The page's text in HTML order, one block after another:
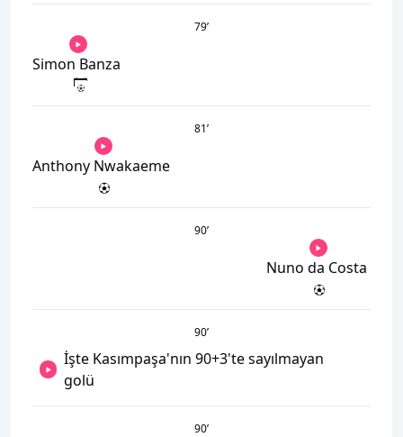
79’
Simon Banza
81’
Anthony Nwakaeme
90’
Nuno da Costa
90’
İşte Kasımpaşa'nın 90+3'te sayılmayan
golü
90’